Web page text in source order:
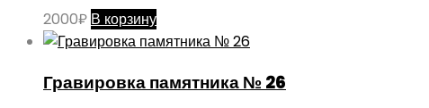
2000₽ В корзину
Гравировка памятника № 26